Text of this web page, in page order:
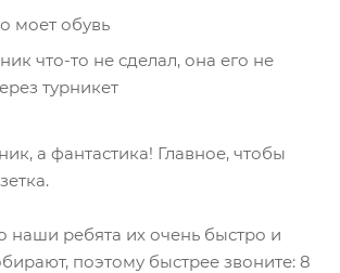
моет обувь
что-то не сделал, она его не
турникет
а фантастика! Главное, чтобы
наши ребята их очень быстро и
поэтому быстрее звоните: 8